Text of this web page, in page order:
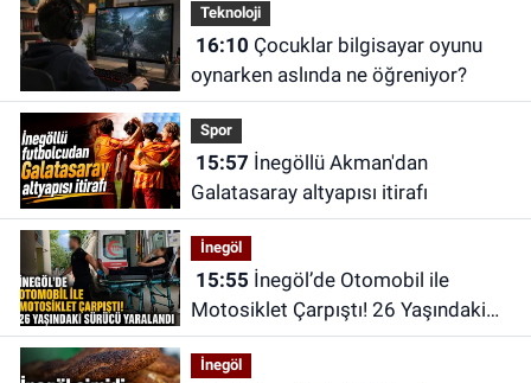
Ürünler
Teknoloji
16:10
oynarken aslında ne öğreniyor?
Spor
15:57
Galatasaray altyapısı itirafı
İnegöl
15:55
Motosiklet Çarpıştı! 26 Yaşındaki
Sürücü Yaralandı
İnegöl